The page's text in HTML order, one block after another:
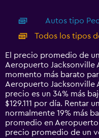
displaying
categories.
Range:
14
categories.
The
chart
has
1
Y
axis
displaying
Autos tipo
Todos los tipos
El precio promedio de
Aeropuerto Jacksonville
momento más barato
Aeropuerto Jacksonville
precio es un 34% más
$129.111 por día. Rentar
normalmente 19% más
promedio en Aeropuerto
precio promedio de un